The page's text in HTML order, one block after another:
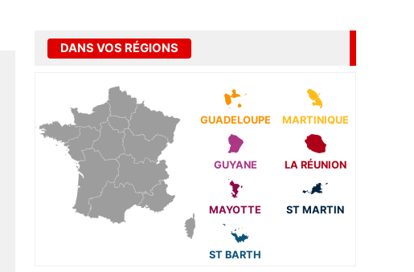
DANS VOS RÉGIONS
GUADELOUPE MARTINIQUE
GUYANE LA RÉUNION
MAYOTTE ST MARTIN
ST BARTH